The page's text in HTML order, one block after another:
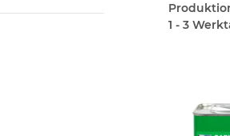
1 - 3